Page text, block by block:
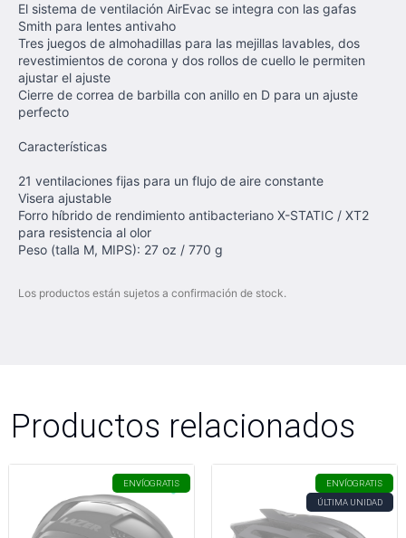
El sistema de ventilación AirEvac se integra con las gafas
Smith para lentes antivaho
Tres juegos de almohadillas para las mejillas lavables, dos
revestimientos de corona y dos rollos de cuello le permiten
ajustar el ajuste
Cierre de correa de barbilla con anillo en D para un ajuste
perfecto
Características
21 ventilaciones fijas para un flujo de aire constante
Visera ajustable
Forro híbrido de rendimiento antibacteriano X-STATIC / XT2
para resistencia al olor
Peso (talla M, MIPS): 27 oz / 770 g
Los productos están sujetos a confirmación de stock.
Productos relacionados
ENVÍOGRATIS ENVÍOGRATIS
ÚLTIMA UNIDAD